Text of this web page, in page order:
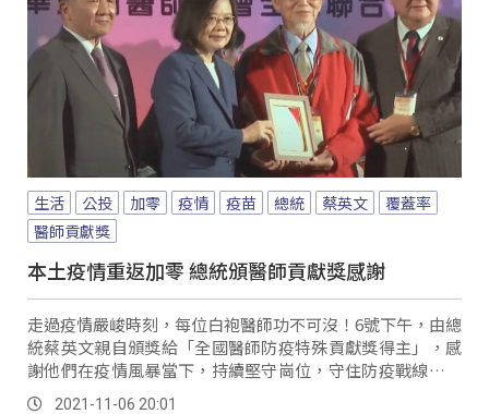
生活 公投 加零 疫情 疫苗 總統 蔡英文
覆蓋率
醫師貢獻獎
本土疫情重返加零 總統頒醫師貢獻獎感謝
走過疫情嚴峻時刻，每位白袍醫師功不可沒！6號下午，由總
統蔡英文親自頒獎給「全國醫師防疫特殊貢獻獎得主」，感
謝他們在疫情風暴當下，持續堅守崗位，守住防疫戰線，好
消息是，國內當日本土確診，再度重返加零。
2021-11-06 20:01